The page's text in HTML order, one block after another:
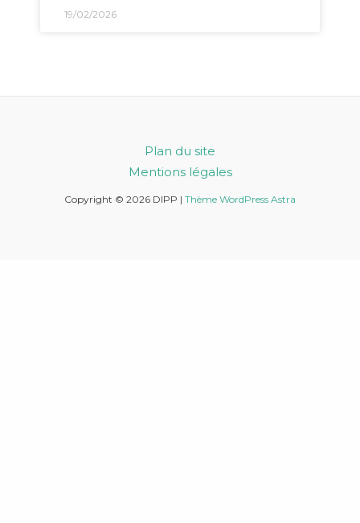
19/02/2026
Plan du site
Mentions légales
Copyright © 2026 DIPP | Thème WordPress Astra